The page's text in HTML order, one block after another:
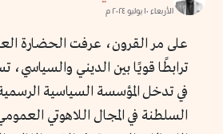
الأربعاء ١٠ يوليو ٢٠٢٤ م
على مر القرون، عرفت الحضارة
ترابطًا قويًا بين الديني والسياسي،
في تدخل المؤسسة السياسية
السلطنة في المجال اللاهوتي